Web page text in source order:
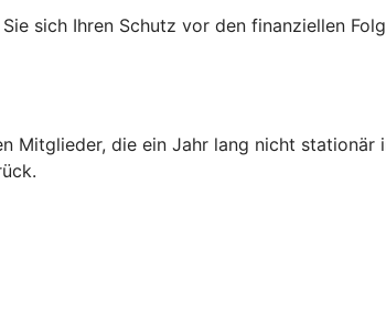
sich Ihren Schutz vor den finanziellen
Mitglieder, die ein Jahr lang nicht